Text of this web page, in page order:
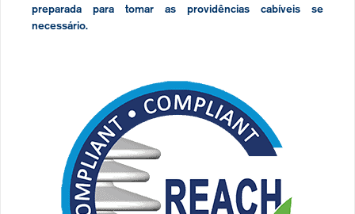
preparada para tomar as providências cabíveis se
necessário.